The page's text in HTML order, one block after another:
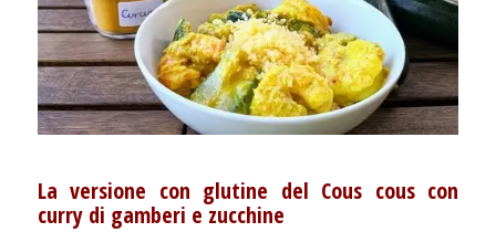
La versione con glutine del Cous cous con
curry di gamberi e zucchine